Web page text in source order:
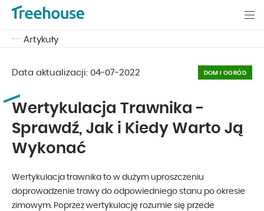
Artykuły
Data aktualizacji: 04-07-2022 DOM I OGRÓD
Wertykulacja Trawnika -
Sprawdź, Jak i Kiedy Warto Ją
Wykonać
Wertykulacja trawnika to w dużym uproszczeniu
doprowadzenie trawy do odpowiedniego stanu po okresie
zimowym. Poprzez wertykulację rozumie się przede